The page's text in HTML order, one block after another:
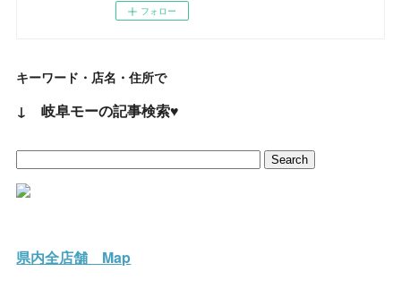
フォロー
キーワード・店名・住所で
↓ 岐阜モーの記事検索♥
県内全店舗 Map